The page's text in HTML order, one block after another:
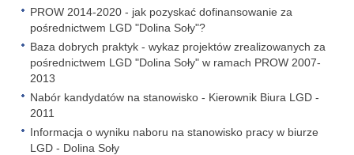
PROW 2014-2020 - jak pozyskać dofinansowanie za
pośrednictwem LGD "Dolina Soły"?
Baza dobrych praktyk - wykaz projektów zrealizowanych za
pośrednictwem LGD "Dolina Soły" w ramach PROW 2007-
2013
Nabór kandydatów na stanowisko - Kierownik Biura LGD -
2011
Informacja o wyniku naboru na stanowisko pracy w biurze
LGD - Dolina Soły